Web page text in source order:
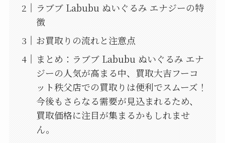
ラブブ Labubu ぬいぐるみ エナジーの特
徴
お買取りの流れと注意点
まとめ：ラブブ Labubu ぬいぐるみ エナ
ジーの人気が高まる中、買取大吉フーコ
ット秩父店での買取りは便利でスムーズ！
今後もさらなる需要が見込まれるため、
買取価格に注目が集まるかもしれませ
ん。